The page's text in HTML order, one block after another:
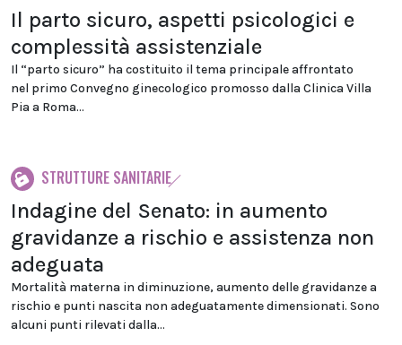
Il parto sicuro, aspetti psicologici e
complessità assistenziale
Il “parto sicuro” ha costituito il tema principale affrontato
nel primo Convegno ginecologico promosso dalla Clinica Villa
Pia a Roma...
STRUTTURE SANITARIE
Indagine del Senato: in aumento
gravidanze a rischio e assistenza non
adeguata
Mortalità materna in diminuzione, aumento delle gravidanze a
rischio e punti nascita non adeguatamente dimensionati. Sono
alcuni punti rilevati dalla...